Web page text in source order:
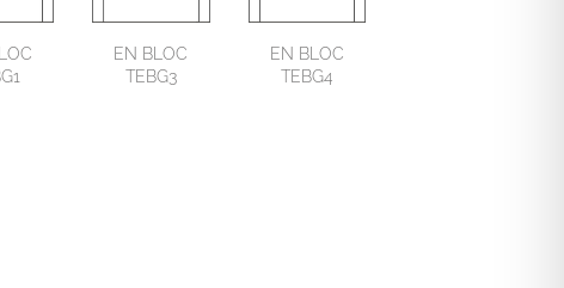
EN BLOC
TEBG3
EN BLOC
TEBG4